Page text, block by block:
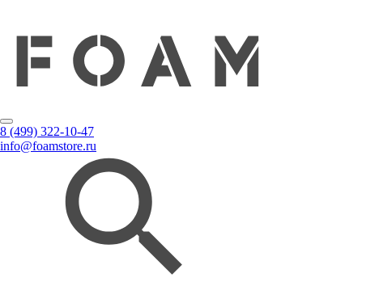
8 (499) 322-10-47
info@foamstore.ru